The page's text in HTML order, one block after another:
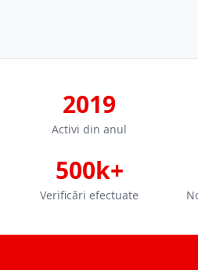
2019
Activi din anul
500k+
Verificări efectuate